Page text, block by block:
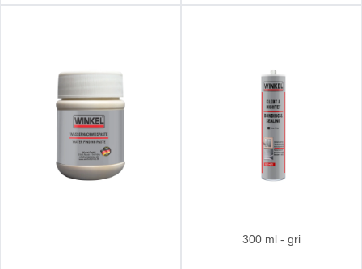
mekanizmalarda sıkışma ve
zincirler vb. hareketli
donanımlar için idealdir.
Mükemmel nüfuz etkisi ile
zincir baklasının merkezine
iner ve homojen yağlama
yapar.
300 ml - gri